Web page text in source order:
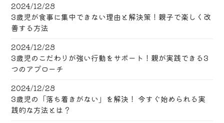
2024/12/28
3歳児が食事に集中できない理由と解決策！親子で楽しく改
善する方法
2024/12/28
3歳児のこだわりが強い行動をサポート！親が実践できる3
つのアプローチ
2024/12/28
3歳児の「落ち着きがない」を解決！ 今すぐ始められる実
践的な方法とは？